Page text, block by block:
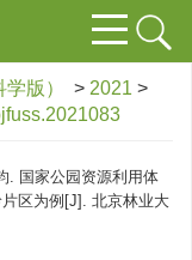
版） > 2021 >
. 国家公园资源利用体
区为例[J]. 北京林业大